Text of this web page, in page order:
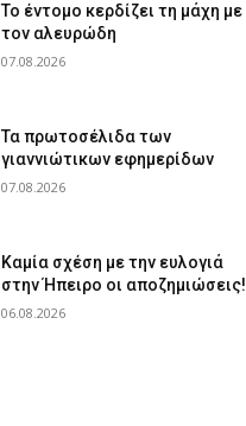
Το έντομο κερδίζει τη μάχη με
τον αλευρώδη
07.08.2026
Τα πρωτοσέλιδα των
γιαννιώτικων εφημερίδων
07.08.2026
Καμία σχέση με την ευλογιά
στην Ήπειρο οι αποζημιώσεις!
06.08.2026